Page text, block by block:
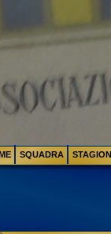
SQUADRA